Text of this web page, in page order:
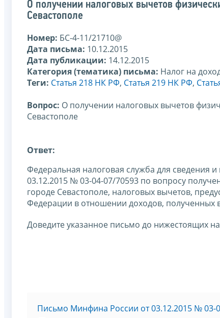
О получении налоговых вычетов
Севастополе
Номер: БС-4-11/21710@
Дата письма: 10.12.2015
Дата публикации: 14.12.2015
Категория (тематика) письма: Налог на
Теги: Статья 218 НК РФ, Статья 219 НК РФ,
Вопрос: О получении налоговых вычетов
Севастополе
Ответ:
Федеральная налоговая служба для сведения
03.12.2015 № 03-04-07/70593 по вопросу
городе Севастополе, налоговых вычетов,
Федерации в отношении доходов, полученных
Доведите указанное письмо до нижестоящих
Письмо Минфина России от 03.12.2015 № 03-